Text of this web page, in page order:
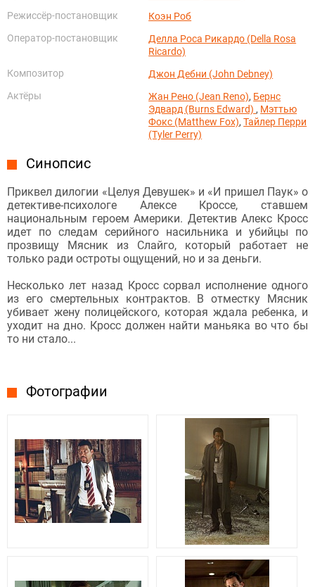
Режиссёр-постановщик
Коэн Роб
Оператор-постановщик
Делла Роса Рикардо (Della Rosa
Ricardo)
Композитор
Джон Дебни (John Debney)
Актёры
Жан Рено (Jean Reno), Бернс
Эдвард (Burns Edward) , Мэттью
Фокс (Matthew Fox),Тайлер Перри
(Tyler Perry)
Синопсис
Приквел дилогии «Целуя Девушек» и «И пришел Паук» о
детективе-психологе Алексе Кроссе, ставшем
национальным героем Америки. Детектив Алекс Кросс
идет по следам серийного насильника и убийцы по
прозвищу Мясник из Слайго, который работает не
только ради остроты ощущений, но и за деньги.
Несколько лет назад Кросс сорвал исполнение одного
из его смертельных контрактов. В отместку Мясник
убивает жену полицейского, которая ждала ребенка, и
уходит на дно. Кросс должен найти маньяка во что бы
то ни стало...
Фотографии